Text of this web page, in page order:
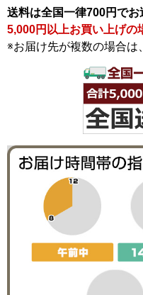
送料は全国一律700円でお
5,000円以上お買い上げの
※お届け先が複数の場合は